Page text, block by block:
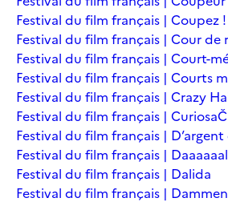
Festival du film français | Coupez !
Festival du film français | Cour de
Festival du film français | Court-
Festival du film français | Courts
Festival du film français | Crazy
Festival du film français | Curiosa
Festival du film français |
Festival du film français |
Festival du film français | Dalida
Festival du film français | Dammen